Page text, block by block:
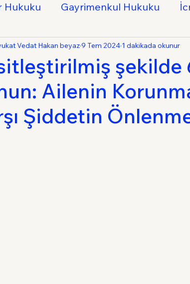
Hukuku Gayrimenkul Hukuku
Mülkiyet Hukuku İş Hukuku
Hukuku Sigorta Hukuku
şekilde
Ailenin
Şiddetin
Vedat Hakan beyaz9 Tem 2024 1 dakikada okunur